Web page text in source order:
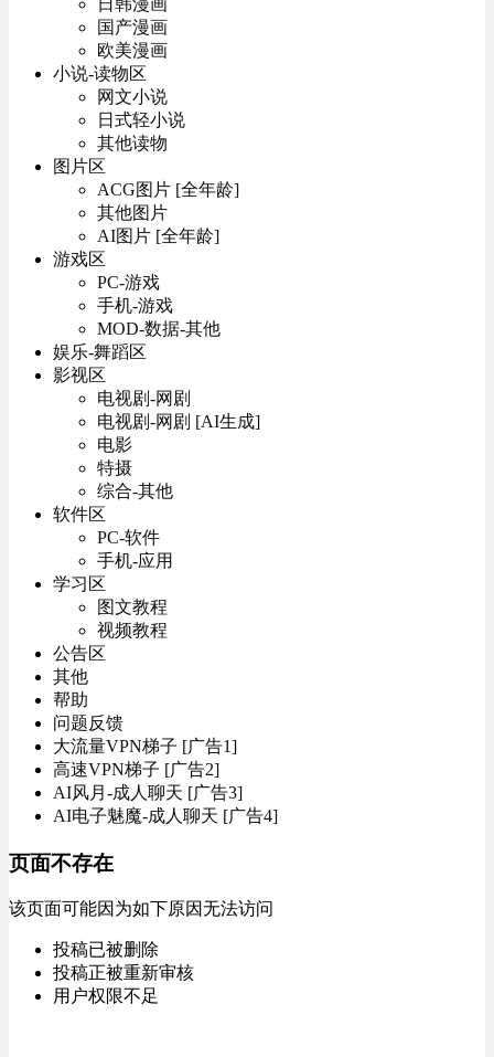
日韩漫画
国产漫画
欧美漫画
小说-读物区
网文小说
日式轻小说
其他读物
图片区
ACG图片 [全年龄]
其他图片
AI图片 [全年龄]
游戏区
PC-游戏
手机-游戏
MOD-数据-其他
娱乐-舞蹈区
影视区
电视剧-网剧
电视剧-网剧 [AI生成]
电影
特摄
综合-其他
软件区
PC-软件
手机-应用
学习区
图文教程
视频教程
公告区
其他
帮助
问题反馈
大流量VPN梯子 [广告1]
高速VPN梯子 [广告2]
AI风月-成人聊天 [广告3]
AI电子魅魔-成人聊天 [广告4]
页面不存在
该页面可能因为如下原因无法访问
投稿已被删除
投稿正被重新审核
用户权限不足